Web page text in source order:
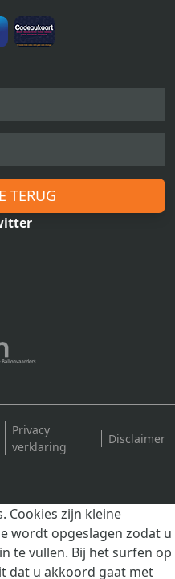
TERUG
Privacy
verklaring
Disclaimer
Cookies zijn kleine
wordt opgeslagen zodat u
te vullen. Bij het surfen op
dat u akkoord gaat met